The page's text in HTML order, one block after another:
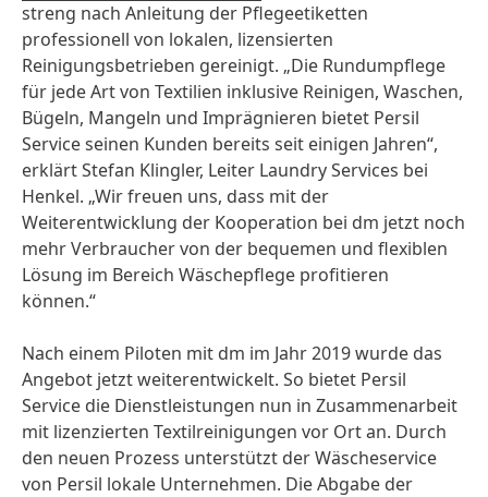
streng nach Anleitung der Pflegeetiketten
professionell von lokalen, lizensierten
Reinigungsbetrieben gereinigt. „Die Rundumpflege
für jede Art von Textilien inklusive Reinigen, Waschen,
Bügeln, Mangeln und Imprägnieren bietet Persil
Service seinen Kunden bereits seit einigen Jahren“,
erklärt Stefan Klingler, Leiter Laundry Services bei
Henkel. „Wir freuen uns, dass mit der
Weiterentwicklung der Kooperation bei dm jetzt noch
mehr Verbraucher von der bequemen und flexiblen
Lösung im Bereich Wäschepflege profitieren
können.“
Nach einem Piloten mit dm im Jahr 2019 wurde das
Angebot jetzt weiterentwickelt. So bietet Persil
Service die Dienstleistungen nun in Zusammenarbeit
mit lizenzierten Textilreinigungen vor Ort an. Durch
den neuen Prozess unterstützt der Wäscheservice
von Persil lokale Unternehmen. Die Abgabe der